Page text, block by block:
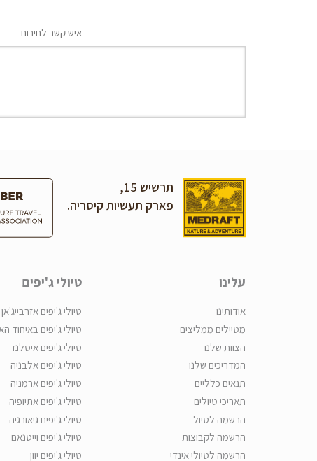
איש קשר לחירום
תרשיש 15,
פארק תעשיות קיסריה.
עלינו
אודותינו
מטיילים ממליצים
הצוות שלנו
המדריכים שלנו
תנאים כלליים
תאריכי טיולים
הרשמה לטיול
הרשמה לקבוצות
הרשמה לטיולי אינדי
טיולי ג'יפים
טיולי ג'יפים אזרבייג'אן
טיולי ג'יפים באיחוד
טיולי ג'יפים איסלנד
טיולי ג'יפים אלבניה
טיולי ג'יפים ארמניה
טיולי ג'יפים אתיופיה
טיולי ג'יפים גיאורגיה
טיולי ג'יפים וייטנאם
טיולי ג'יפים יוון